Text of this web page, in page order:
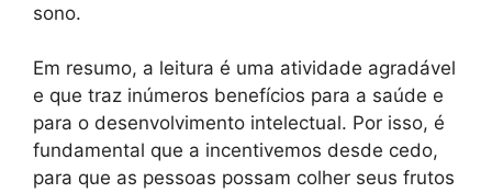
sono.
Em resumo, a leitura é uma atividade agradável
e que traz inúmeros benefícios para a saúde e
para o desenvolvimento intelectual. Por isso, é
fundamental que a incentivemos desde cedo,
para que as pessoas possam colher seus frutos